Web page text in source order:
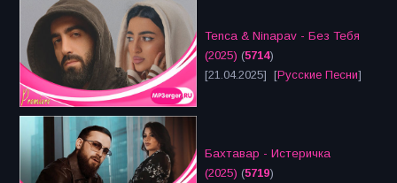
Tenca & Ninapav - Без Тебя
(2025) (5714)
[21.04.2025] [Русские Песни]
Бахтавар - Истеричка
(2025) (5719)